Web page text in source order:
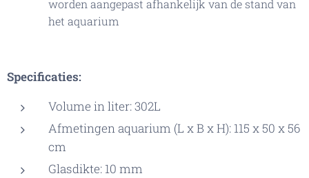
worden aangepast afhankelijk van de stand van
het aquarium
Specificaties:
Volume in liter: 302L
Afmetingen aquarium (L x B x H): 115 x 50 x 56
cm
Glasdikte: 10 mm